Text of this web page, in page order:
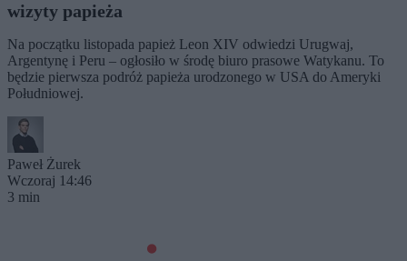
wizyty papieża
Na początku listopada papież Leon XIV odwiedzi Urugwaj,
Argentynę i Peru – ogłosiło w środę biuro prasowe Watykanu. To
będzie pierwsza podróż papieża urodzonego w USA do Ameryki
Południowej.
Paweł Żurek
Wczoraj 14:46
3 min